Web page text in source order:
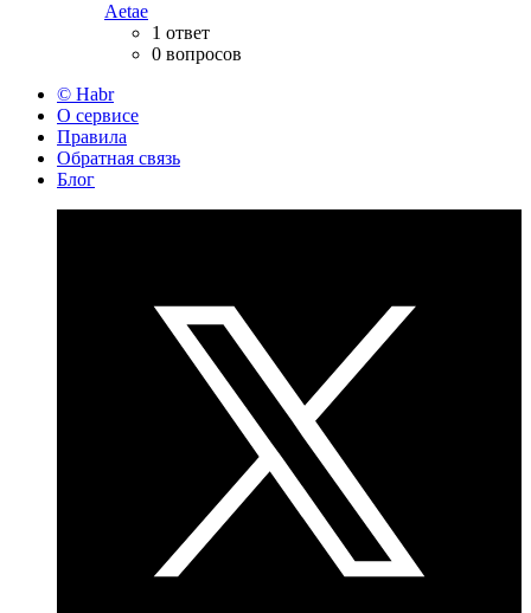
Aetae
1 ответ
0 вопросов
© Habr
О сервисе
Правила
Обратная связь
Блог